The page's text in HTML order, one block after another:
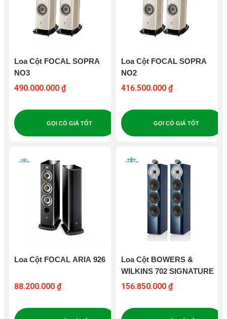
Loa Cột FOCAL SOPRA
NO3
490.000.000 ₫
GỌI CÓ GIÁ TỐT
Loa Cột FOCAL SOPRA
NO2
416.500.000 ₫
GỌI CÓ GIÁ TỐT
Loa Cột FOCAL ARIA 926
88.200.000 ₫
Loa Cột BOWERS &
WILKINS 702 SIGNATURE
156.850.000 ₫